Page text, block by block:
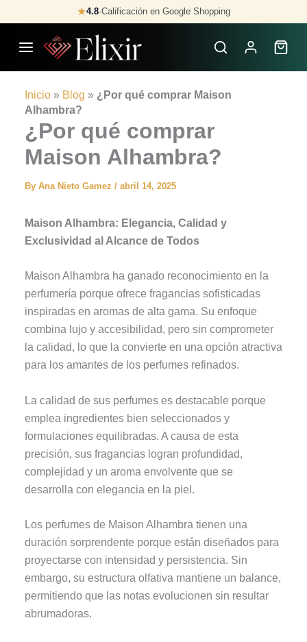
to
content
★4.8·Calificación en Google Shopping
Inicio » Blog » ¿Por qué comprar Maison
Alhambra?
¿Por qué comprar
Maison Alhambra?
By Ana Nieto Gamez / abril 14, 2025
Maison Alhambra: Elegancia, Calidad y
Exclusividad al Alcance de Todos
Maison Alhambra ha ganado reconocimiento en la
perfumería porque ofrece fragancias sofisticadas
inspiradas en aromas de alta gama. Su enfoque
combina lujo y accesibilidad, pero sin comprometer
la calidad, lo que la convierte en una opción atractiva
para los amantes de los perfumes refinados.
La calidad de sus perfumes es destacable porque
emplea ingredientes bien seleccionados y
formulaciones equilibradas. A causa de esta
precisión, sus fragancias logran profundidad,
complejidad y un aroma envolvente que se
desarrolla con elegancia en la piel.
Los perfumes de Maison Alhambra tienen una
duración sorprendente porque están diseñados para
proyectarse con intensidad y persistencia. Sin
embargo, su estructura olfativa mantiene un balance,
permitiendo que las notas evolucionen sin resultar
abrumadoras.